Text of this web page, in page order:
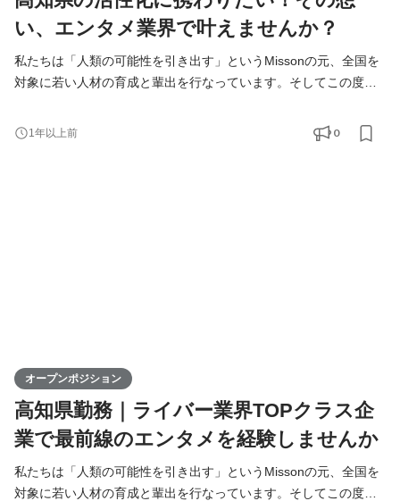
い、エンタメ業界で叶えませんか？
私たちは「人類の可能性を引き出す」というMissonの元、全国を
対象に若い人材の育成と輩出を行なっています。そしてこの度、
支社を通じて、地元企業との連携を図りながら地域の魅力を最大
限に活かし、地方から全国へと挑戦の輪を広げていきます。地方
1年以上前 0
オープンポジション
高知県勤務｜ライバー業界TOPクラス企
業で最前線のエンタメを経験しませんか
私たちは「人類の可能性を引き出す」というMissonの元、全国を
対象に若い人材の育成と輩出を行なっています。そしてこの度、